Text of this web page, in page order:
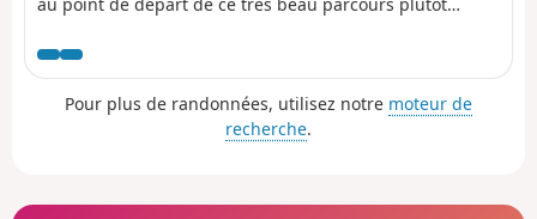
Pour plus de randonnées, utilisez notre moteur de
recherche.